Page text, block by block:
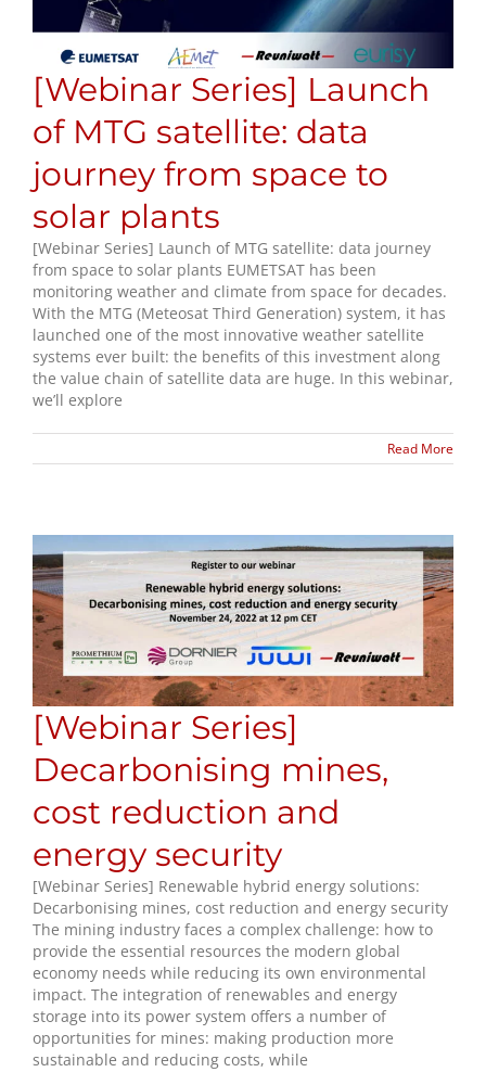
[Webinar Series] Launch
of MTG satellite: data
journey from space to
solar plants
[Webinar Series] Launch of MTG satellite: data journey
from space to solar plants EUMETSAT has been
monitoring weather and climate from space for decades.
With the MTG (Meteosat Third Generation) system, it has
launched one of the most innovative weather satellite
systems ever built: the benefits of this investment along
the value chain of satellite data are huge. In this webinar,
we’ll explore
Read More
[Webinar Series]
Decarbonising mines,
cost reduction and
energy security
[Webinar Series] Renewable hybrid energy solutions:
Decarbonising mines, cost reduction and energy security
The mining industry faces a complex challenge: how to
provide the essential resources the modern global
economy needs while reducing its own environmental
impact. The integration of renewables and energy
storage into its power system offers a number of
opportunities for mines: making production more
sustainable and reducing costs, while